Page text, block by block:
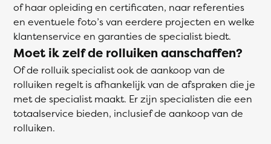
of haar opleiding en certificaten, naar referenties
en eventuele foto’s van eerdere projecten en welke
klantenservice en garanties de specialist biedt.
Moet ik zelf de rolluiken aanschaffen?
Of de rolluik specialist ook de aankoop van de
rolluiken regelt is afhankelijk van de afspraken die je
met de specialist maakt. Er zijn specialisten die een
totaalservice bieden, inclusief de aankoop van de
rolluiken.